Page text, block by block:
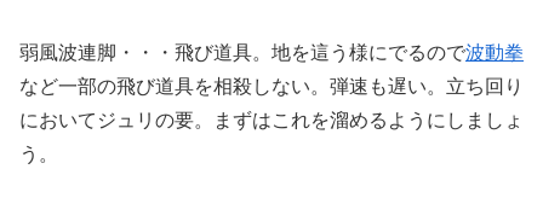
弱風波連脚・・・飛び道具。地を這う様にでるので波動拳
など一部の飛び道具を相殺しない。弾速も遅い。立ち回り
においてジュリの要。まずはこれを溜めるようにしましょ
う。